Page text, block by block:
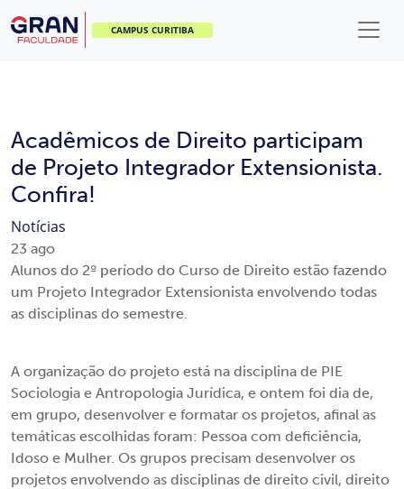
CAMPUS CURITIBA
Acadêmicos de Direito participam
de Projeto Integrador Extensionista.
Confira!
Notícias
23 ago
Alunos do 2º período do Curso de Direito estão fazendo
um Projeto Integrador Extensionista envolvendo todas
as disciplinas do semestre.
A organização do projeto está na disciplina de PIE
Sociologia e Antropologia Jurídica, e ontem foi dia de,
em grupo, desenvolver e formatar os projetos, afinal as
temáticas escolhidas foram: Pessoa com deficiência,
Idoso e Mulher. Os grupos precisam desenvolver os
projetos envolvendo as disciplinas de direito civil, direito